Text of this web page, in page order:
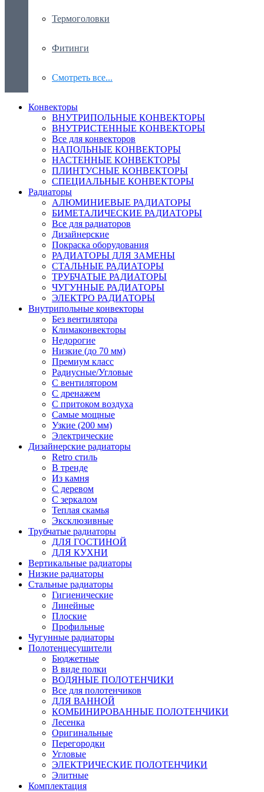
Термоголовки
Фитинги
Смотреть все...
Конвекторы
ВНУТРИПОЛЬНЫЕ КОНВЕКТОРЫ
ВНУТРИСТЕННЫЕ КОНВЕКТОРЫ
Все для конвекторов
НАПОЛЬНЫЕ КОНВЕКТОРЫ
НАСТЕННЫЕ КОНВЕКТОРЫ
ПЛИНТУСНЫЕ КОНВЕКТОРЫ
СПЕЦИАЛЬНЫЕ КОНВЕКТОРЫ
Радиаторы
АЛЮМИНИЕВЫЕ РАДИАТОРЫ
БИМЕТАЛИЧЕСКИЕ РАДИАТОРЫ
Все для радиаторов
Дизайнерские
Покраска оборудования
РАДИАТОРЫ ДЛЯ ЗАМЕНЫ
СТАЛЬНЫЕ РАДИАТОРЫ
ТРУБЧАТЫЕ РАДИАТОРЫ
ЧУГУННЫЕ РАДИАТОРЫ
ЭЛЕКТРО РАДИАТОРЫ
Внутрипольные конвекторы
Без вентилятора
Климаконвекторы
Недорогие
Низкие (до 70 мм)
Премиум класс
Радиусные/Угловые
С вентилятором
С дренажем
С притоком воздуха
Самые мощные
Узкие (200 мм)
Электрические
Дизайнерские радиаторы
Retro стиль
В тренде
Из камня
С деревом
С зеркалом
Теплая скамья
Эксклюзивные
Трубчатые радиаторы
ДЛЯ ГОСТИНОЙ
ДЛЯ КУХНИ
Вертикальные радиаторы
Низкие радиаторы
Стальные радиаторы
Гигиенические
Линейные
Плоские
Профильные
Чугунные радиаторы
Полотенцесушители
Бюджетные
В виде полки
ВОДЯНЫЕ ПОЛОТЕНЧИКИ
Все для полотенчиков
ДЛЯ ВАННОЙ
КОМБИНИРОВАННЫЕ ПОЛОТЕНЧИКИ
Лесенка
Оригинальные
Перегородки
Угловые
ЭЛЕКТРИЧЕСКИЕ ПОЛОТЕНЧИКИ
Элитные
Комплектация